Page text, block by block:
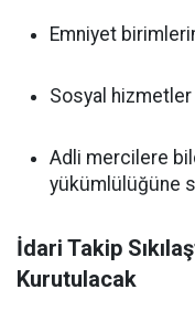
Emniyet
Sosyal
Adli mercilere
yükümlülüğüne
İdari Takip
Kurutulacak